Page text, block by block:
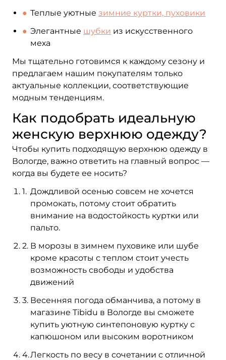
Теплые уютные зимние куртки, пуховики
Элегантные шубки из искусственного
меха
Мы тщательно готовимся к каждому сезону и
предлагаем нашим покупателям только
актуальные коллекции, соответствующие
модным тенденциям.
Как подобрать идеальную
женскую верхнюю одежду?
Чтобы купить подходящую верхнюю одежду в
Вологде, важно ответить на главный вопрос —
когда вы будете ее носить?
Дождливой осенью совсем не хочется
промокать, потому стоит обратить
внимание на водостойкость куртки или
пальто.
В морозы в зимнем пуховике или шубе
кроме красоты с теплом стоит учесть
возможность свободы и удобства
движений
Весенняя погода обманчива, а потому в
магазине Tibidu в Вологде вы сможете
купить уютную синтепоновую куртку с
капюшоном или высоким воротником
Легкость по весу в сочетании с отличной